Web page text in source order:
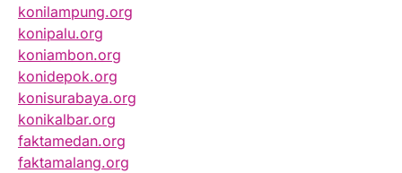
konilampung.org
konipalu.org
koniambon.org
konidepok.org
konisurabaya.org
konikalbar.org
faktamedan.org
faktamalang.org